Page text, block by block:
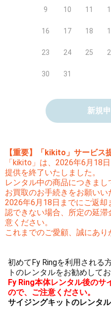
9 10 11
16 17 18
23 24 25
30 31
新規
【重要】「kikito」サービス
「kikito」は、2026年6月18
提供を終了いたしました。
レンタル中の商品につきま
お買取のお手続きをお願いい
2026年6月18日までにご返
認できない場合、所定の延
意ください。
これまでのご愛顧、誠にあり
初めてFy Ringを利用される
トのレンタルをお勧めしてお
Fy Ring本体レンタル後のサ
ので、ご注意ください。
サイジングキットのレンタ